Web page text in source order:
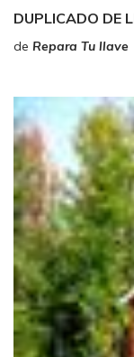
DUPLICADO DE
de Repara Tu llave